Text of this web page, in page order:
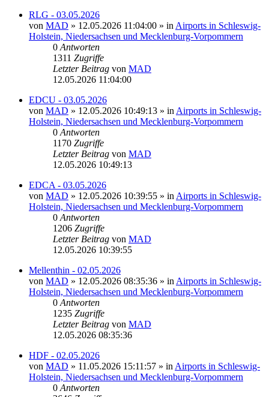
RLG - 03.05.2026
von MAD » 12.05.2026 11:04:00 » in Airports in Schleswig-
Holstein, Niedersachsen und Mecklenburg-Vorpommern
0 Antworten
1311 Zugriffe
Letzter Beitrag von MAD
12.05.2026 11:04:00
EDCU - 03.05.2026
von MAD » 12.05.2026 10:49:13 » in Airports in Schleswig-
Holstein, Niedersachsen und Mecklenburg-Vorpommern
0 Antworten
1170 Zugriffe
Letzter Beitrag von MAD
12.05.2026 10:49:13
EDCA - 03.05.2026
von MAD » 12.05.2026 10:39:55 » in Airports in Schleswig-
Holstein, Niedersachsen und Mecklenburg-Vorpommern
0 Antworten
1206 Zugriffe
Letzter Beitrag von MAD
12.05.2026 10:39:55
Mellenthin - 02.05.2026
von MAD » 12.05.2026 08:35:36 » in Airports in Schleswig-
Holstein, Niedersachsen und Mecklenburg-Vorpommern
0 Antworten
1235 Zugriffe
Letzter Beitrag von MAD
12.05.2026 08:35:36
HDF - 02.05.2026
von MAD » 11.05.2026 15:11:57 » in Airports in Schleswig-
Holstein, Niedersachsen und Mecklenburg-Vorpommern
0 Antworten